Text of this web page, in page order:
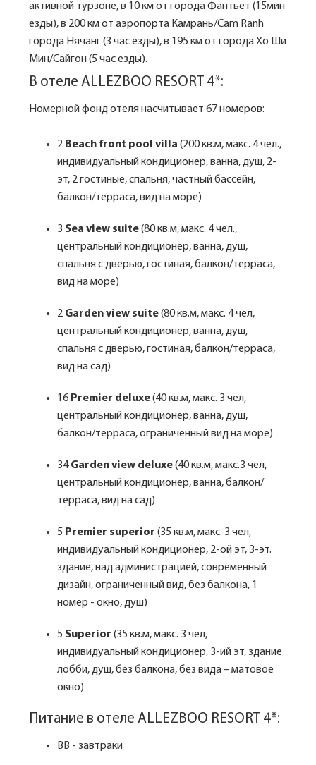
активной турзоне, в 10 км от города Фантьет (15мин
езды), в 200 км от аэропорта Камрань/Cam Ranh
города Нячанг (3 час езды), в 195 км от города Хо Ши
Мин/Сайгон (5 час езды).
В отеле ALLEZBOO RESORT 4*:
Номерной фонд отеля насчитывает 67 номеров:
2 Beach front pool villa (200 кв.м, макс. 4 чел.,
индивидуальный кондиционер, ванна, душ, 2-
эт, 2 гостиные, спальня, частный бассейн,
балкон/терраса, вид на море)
3 Sea view suite(80 кв.м, макс. 4 чел.,
центральный кондиционер, ванна, душ,
спальня с дверью, гостиная, балкон/терраса,
вид на море)
2 Garden view suite(80 кв.м, макс. 4 чел,
центральный кондиционер, ванна, душ,
спальня с дверью, гостиная, балкон/терраса,
вид на сад)
16 Premier deluxe(40 кв.м, макс. 3 чел,
центральный кондиционер, ванна, душ,
балкон/терраса, ограниченный вид на море)
34Garden view deluxe(40 кв.м, макс.3 чел,
центральный кондиционер, ванна, балкон/
терраса, вид на сад)
5 Premier superior (35 кв.м, макс. 3 чел,
индивидуальный кондиционер, 2-ой эт, 3-эт.
здание, над администрацией, современный
дизайн, ограниченный вид, без балкона, 1
номер - окно, душ)
5 Superior (35 кв.м, макс. 3 чел,
индивидуальный кондиционер, 3-ий эт, здание
лобби, душ, без балкона, без вида – матовое
окно)
Питание в отеле ALLEZBOO RESORT 4*:
BB - завтраки